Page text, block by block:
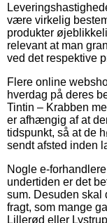
være virkelig
produkter
relevant at man
ved det respektive
Flere online
hverdag på deres
Tintin – Krabben
er afhængig af at
tidspunkt, så at de
sendt afsted inden
Nogle e-
undertiden er det
sum. Desuden skal
fragt, som mange
Lillerød eller